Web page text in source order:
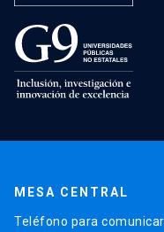
MESA CENTRAL
Teléfono para